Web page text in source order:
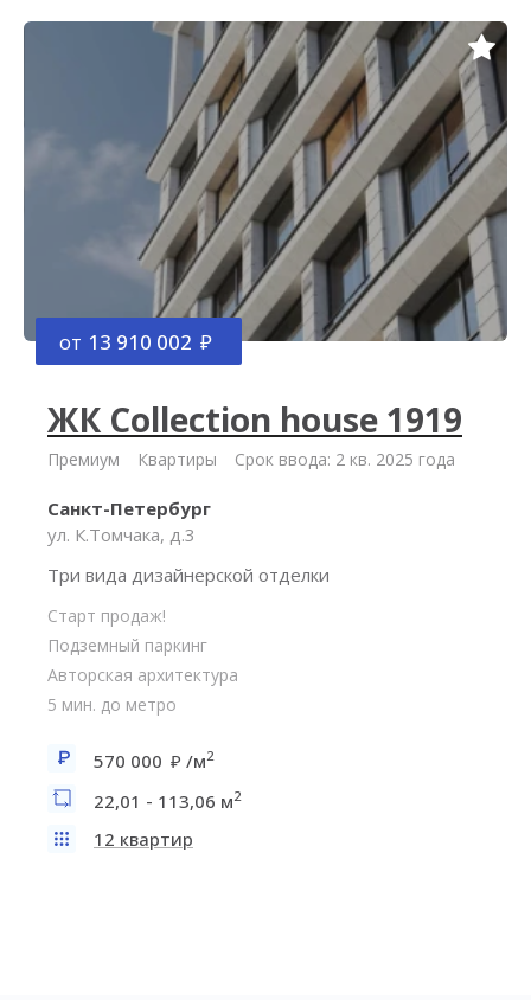
от 13 910 002
ЖК Collection house 1919
Премиум Квартиры Срок ввода: 2 кв. 2025 года
Санкт-Петербург
ул. К.Томчака, д.3
Три вида дизайнерской отделки
Старт продаж!
Подземный паркинг
Авторская архитектура
5 мин. до метро
570 000 /м2
22,01 - 113,06 м2
12 квартир